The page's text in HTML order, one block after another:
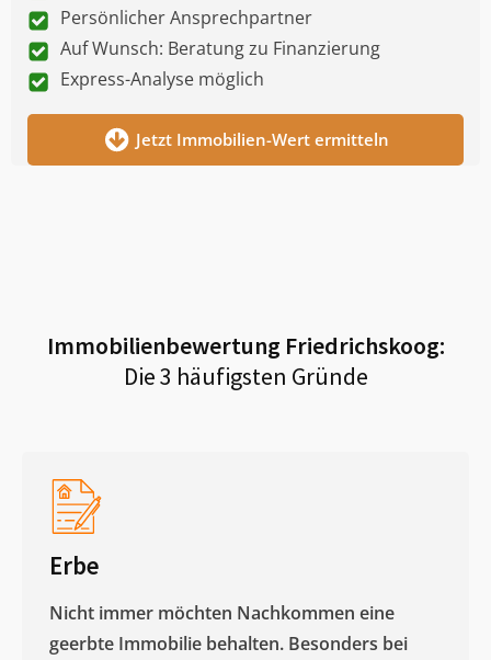
Persönlicher Ansprechpartner
Auf Wunsch: Beratung zu Finanzierung
Express-Analyse möglich
Jetzt Immobilien-Wert ermitteln
Immobilienbewertung Friedrichskoog:
Die 3 häufigsten Gründe
Erbe
Nicht immer möchten Nachkommen eine
geerbte Immobilie behalten. Besonders bei